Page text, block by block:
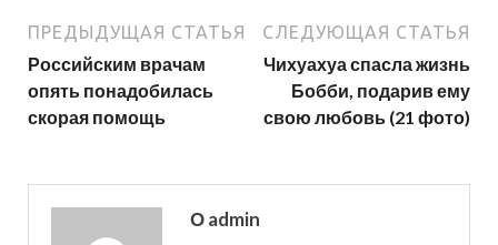
ПРЕДЫДУЩАЯ СТАТЬЯ
Российским врачам
опять понадобилась
скорая помощь
СЛЕДУЮЩАЯ СТАТЬЯ
Чихуахуа спасла жизнь
Бобби, подарив ему
свою любовь (21 фото)
О admin